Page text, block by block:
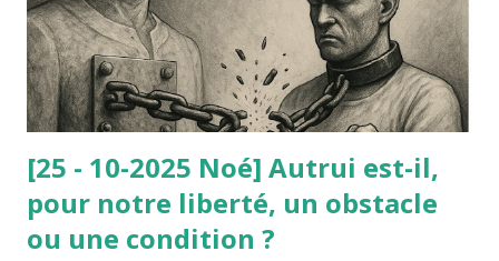
avait redonné sa dignité (avant il vivait du RMI). Or, le
Conseil d’État ne lui a pas donné raison : à la dignité
invoquée par le nain, il a été opposé la d...
[25 - 10-2025 Noé] Autrui est-il,
pour notre liberté, un obstacle
ou une condition ?